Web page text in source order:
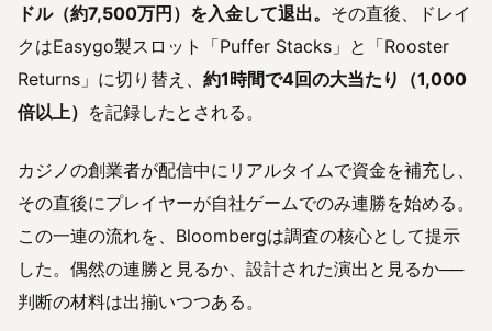
ドル（約7,500万円）を入金して退出。 その直後、ドレイ
クはEasygo製スロット「Puffer Stacks」と「Rooster
Returns」に切り替え、 約1時間で4回の大当たり（1,000
倍以上） を記録したとされる。
カジノの創業者が配信中にリアルタイムで資金を補充し、
その直後にプレイヤーが自社ゲームでのみ連勝を始める。
この一連の流れを、Bloombergは調査の核心として提示
した。偶然の連勝と見るか、設計された演出と見るか──
判断の材料は出揃いつつある。